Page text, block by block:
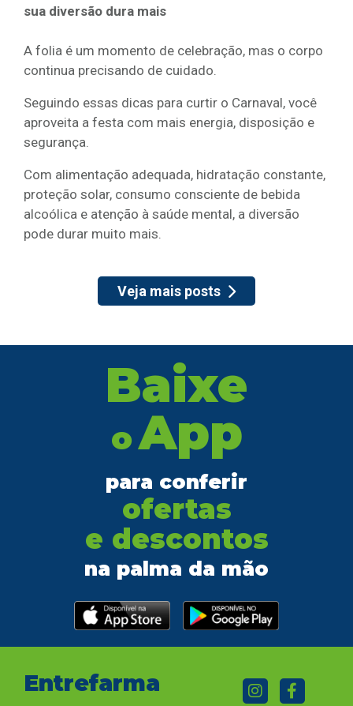
sua diversão dura mais
A folia é um momento de celebração, mas o corpo
continua precisando de cuidado.
Seguindo essas dicas para curtir o Carnaval, você
aproveita a festa com mais energia, disposição e
segurança.
Com alimentação adequada, hidratação constante,
proteção solar, consumo consciente de bebida
alcoólica e atenção à saúde mental, a diversão
pode durar muito mais.
Veja mais posts
Baixe
oApp
para conferir
ofertas
e descontos
na palma da mão
Entrefarma